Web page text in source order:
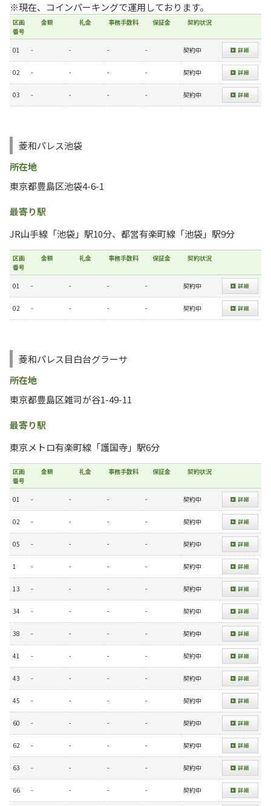
※現在、コインパーキングで運用しております。
区画
番号
金額 礼金 事務手数料 保証金 契約状況
01 - - - - 契約中
02 - - - - 契約中
03 - - - - 契約中
菱和パレス池袋
所在地
東京都豊島区池袋4-6-1
最寄り駅
JR山手線「池袋」駅10分、都営有楽町線「池袋」駅9分
区画
番号
金額 礼金 事務手数料 保証金 契約状況
01 - - - - 契約中
02 - - - - 契約中
菱和パレス目白台グラーサ
所在地
東京都豊島区雑司が谷1-49-11
最寄り駅
東京メトロ有楽町線「護国寺」駅6分
区画
番号
金額 礼金 事務手数料 保証金 契約状況
01 - - - - 契約中
02 - - - - 契約中
05 - - - - 契約中
1 - - - - 契約中
13 - - - - 契約中
34 - - - - 契約中
38 - - - - 契約中
41 - - - - 契約中
43 - - - - 契約中
45 - - - - 契約中
60 - - - - 契約中
62 - - - - 契約中
63 - - - - 契約中
66 - - - - 契約中